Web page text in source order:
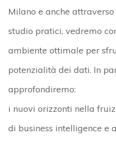
Milano e anche
studio pratici, vedremo
ambiente ottimale per
potenzialità dei dati. In
approfondiremo:
i nuovi orizzonti nella
di business intelligence e